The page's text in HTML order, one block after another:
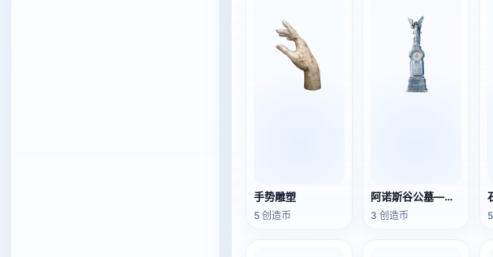
手势雕塑
5 创造币
阿诺斯谷公墓——天使雕像
3 创造币